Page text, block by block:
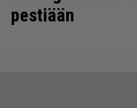
pestiään